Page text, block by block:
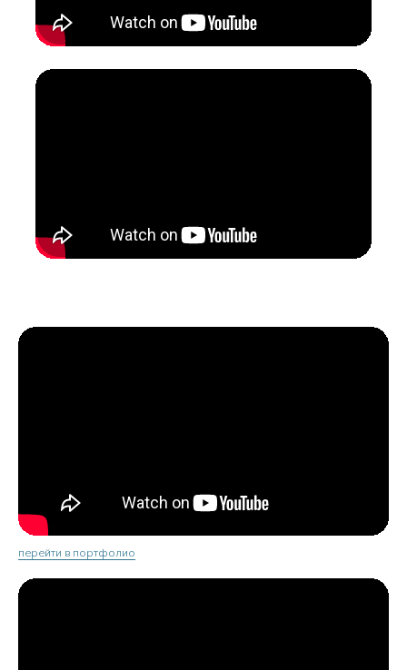
перейти в портфолио